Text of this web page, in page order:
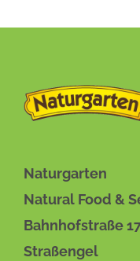
Naturgarten
Natural Food &
Bahnhofstraße
Straßengel